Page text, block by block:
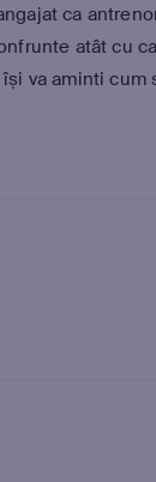
ca
atât cu
va aminti cum